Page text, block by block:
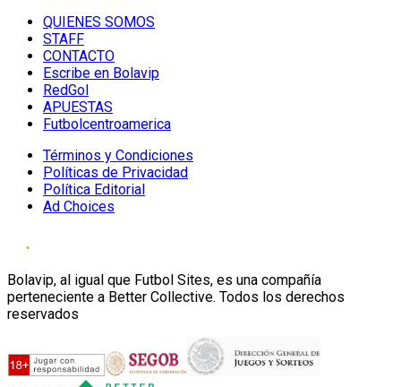
QUIENES SOMOS
STAFF
CONTACTO
Escribe en Bolavip
RedGol
APUESTAS
Futbolcentroamerica
Términos y Condiciones
Políticas de Privacidad
Política Editorial
Ad Choices
Bolavip, al igual que Futbol Sites, es una compañía
perteneciente a Better Collective. Todos los derechos
reservados